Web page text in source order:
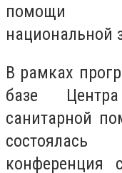
помощи
национальной
В рамках
базе
санитарной
состоялась
конференция